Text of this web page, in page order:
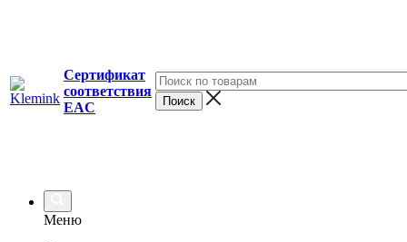
Сертификат
соответствия
EAC
Меню